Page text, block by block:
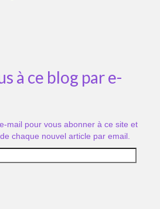
à ce blog par e-
mail pour vous abonner à ce site et
chaque nouvel article par email.